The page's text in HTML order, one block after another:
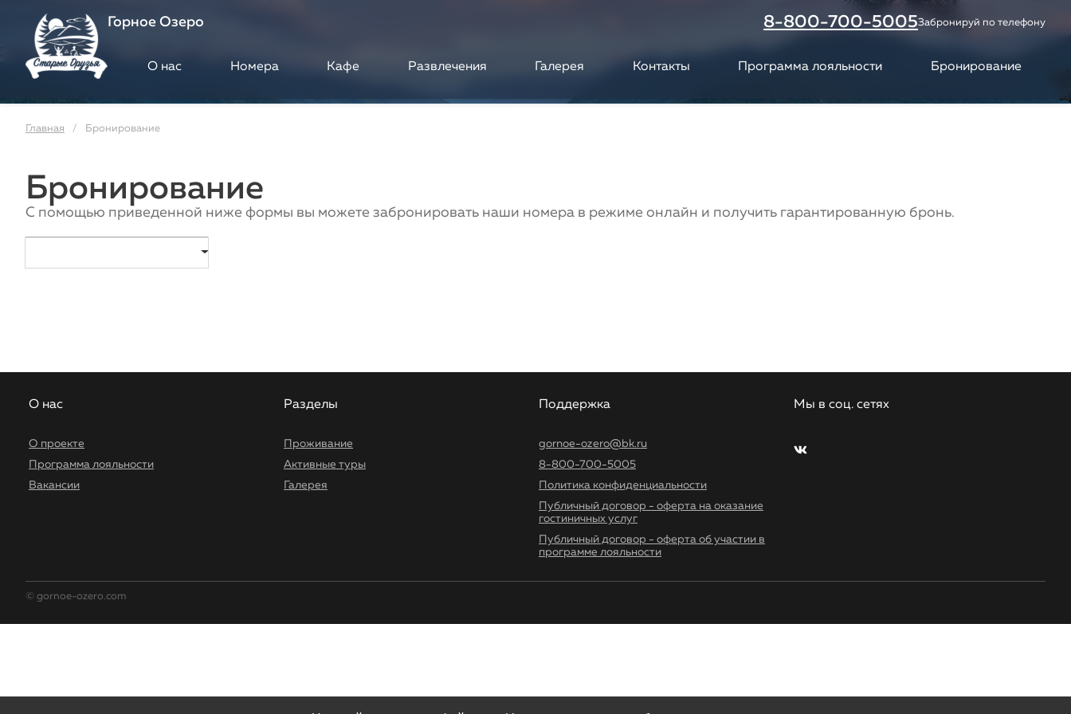
Горное Озеро 8-800-700-5005Забронируй по телефону
О нас Номера Кафе Развлечения Галерея Контакты Программа лояльности Бронирование
Главная Бронирование
Бронирование
С помощью приведенной ниже формы вы можете забронировать наши номера в режиме онлайн и получить гарантированную бронь.
О нас
О проекте
Программа лояльности
Вакансии
Разделы
Проживание
Активные туры
Галерея
Поддержка
gornoe-ozero@bk.ru
8-800-700-5005
Политика конфиденциальности
Публичный договор - оферта на оказание
гостиничных услуг
Публичный договор - оферта об участии в
программе лояльности
Мы в соц. сетях
© gornoe-ozero.com